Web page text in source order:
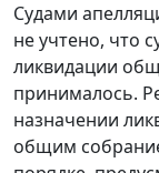
Судами
не учтено, что
ликвидации
принималось.
назначении
общим